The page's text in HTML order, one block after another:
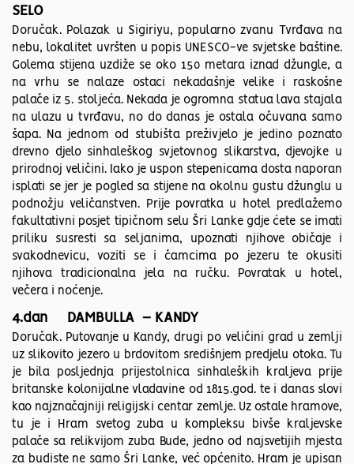
SELO
Doručak. Polazak u Sigiriyu, popularno zvanu Tvrđava na
nebu, lokalitet uvršten u popis UNESCO-ve svjetske baštine.
Golema stijena uzdiže se oko 150 metara iznad džungle, a
na vrhu se nalaze ostaci nekadašnje velike i raskošne
palače iz 5. stoljeća. Nekada je ogromna statua lava stajala
na ulazu u tvrđavu, no do danas je ostala očuvana samo
šapa. Na jednom od stubišta preživjelo je jedino poznato
drevno djelo sinhaleškog svjetovnog slikarstva, djevojke u
prirodnoj veličini. Iako je uspon stepenicama dosta naporan
isplati se jer je pogled sa stijene na okolnu gustu džunglu u
podnožju veličanstven. Prije povratka u hotel predlažemo
fakultativni posjet tipičnom selu Šri Lanke gdje ćete se imati
priliku susresti sa seljanima, upoznati njihove običaje i
svakodnevicu, voziti se i čamcima po jezeru te okusiti
njihova tradicionalna jela na ručku. Povratak u hotel,
večera i noćenje.
4.dan DAMBULLA – KANDY
Doručak. Putovanje u Kandy, drugi po veličini grad u zemlji
uz slikovito jezero u brdovitom središnjem predjelu otoka. Tu
je bila posljednja prijestolnica sinhaleških kraljeva prije
britanske kolonijalne vladavine od 1815.god. te i danas slovi
kao najznačajniji religijski centar zemlje. Uz ostale hramove,
tu je i Hram svetog zuba u kompleksu bivše kraljevske
palače sa relikvijom zuba Bude, jedno od najsvetijih mjesta
za budiste ne samo Šri Lanke, već općenito. Hram je upisan